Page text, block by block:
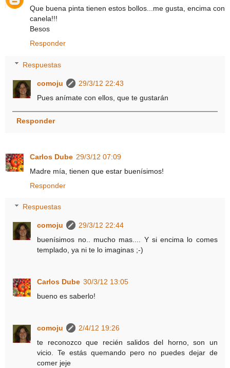
Que buena pinta tienen estos bollos...me gusta, encima con
canela!!!
Besos
Responder
Respuestas
comoju
29/3/12 22:43
Pues anímate con ellos, que te gustarán
Responder
Carlos Dube 29/3/12 07:09
Madre mía, tienen que estar buenísimos!
Responder
Respuestas
comoju
29/3/12 22:44
buenísimos no.. mucho mas.... Y si encima lo comes
templado, ya ni te lo imaginas ;-)
Carlos Dube 30/3/12 13:05
bueno es saberlo!
comoju
2/4/12 19:26
te reconozco que recién salidos del horno, son un
vicio. Te estás quemando pero no puedes dejar de
comer jeje